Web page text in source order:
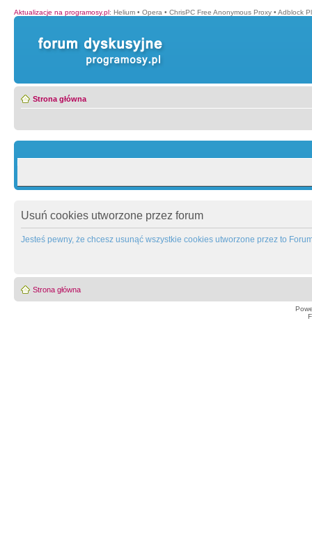
Aktualizacje na programosy.pl: Helium • Opera • ChrisPC Free Anonymous Proxy • Adblock
Strona główna
Usuń cookies utworzone przez forum
Jesteś pewny, że chcesz usunąć wszystkie cookies utworzone przez to
Strona główna